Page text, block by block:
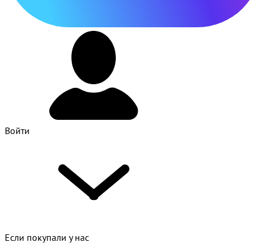
Войти
Если покупали у нас